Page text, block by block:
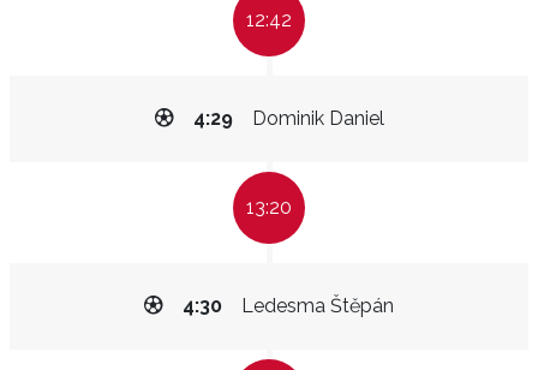
12:42
Dominik Daniel
4:29
13:20
Ledesma Štěpán
4:30